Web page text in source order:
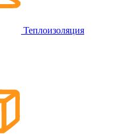
Теплоизоляция